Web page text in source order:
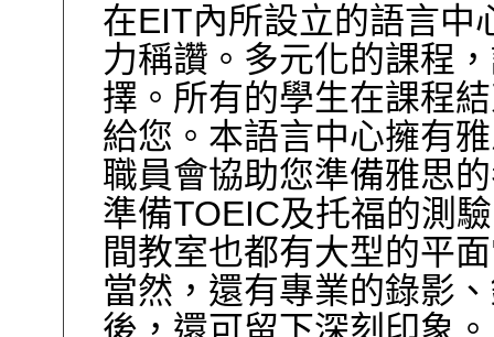
在EIT內所設立的語言中
力稱讚。多元化的課程
擇。所有的學生在課程
給您。本語言中心擁有
職員會協助您準備雅思
準備TOEIC及托福的測
間教室也都有大型的平
當然，還有專業的錄影